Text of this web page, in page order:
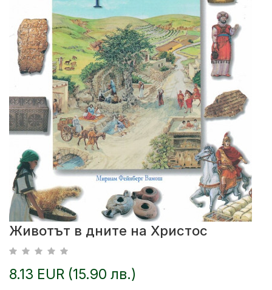
Животът в дните на Христос
8.13 EUR (15.90 лв.)